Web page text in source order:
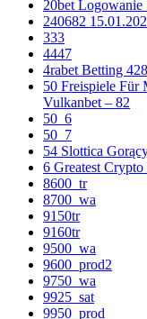
20bet Logowanie
240682
333
4447
4rabet Betting 428
50 Freispiele Für
Vulkanbet – 82
50_6
50_7
54 Slottica
6 Greatest
8600_tr
8700_wa
9150tr
9160tr
9500_wa
9600_prod2
9750_wa
9925_sat
9950_prod